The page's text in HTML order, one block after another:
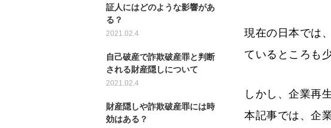
現在の日本では
ているところも
しかし、企業再
本記事では、企
証人にはどのような影響があ
る？
2021.02.4
自己破産で詐欺破産罪と判断
される財産隠しについて
2021.02.4
財産隠しや詐欺破産罪には時
効はある？